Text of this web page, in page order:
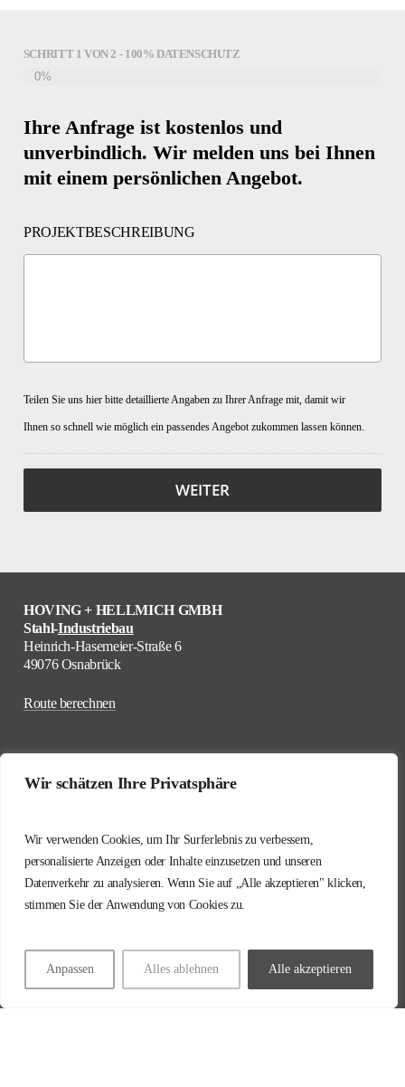
Wir schätzen Ihre Privatsphäre
Wir verwenden Cookies, um Ihr Surferlebnis zu verbessern,
personalisierte Anzeigen oder Inhalte einzusetzen und unseren
Datenverkehr zu analysieren. Wenn Sie auf „Alle akzeptieren" klicken,
stimmen Sie der Anwendung von Cookies zu.
Anpassen Alles ablehnen Alle akzeptieren
SCHRITT 1 VON2 - 100% DATENSCHUTZ
0%
Ihre Anfrage ist kostenlos und
unverbindlich. Wir melden uns bei Ihnen
mit einem persönlichen Angebot.
PROJEKTBESCHREIBUNG
Teilen Sie uns hier bitte detaillierte Angaben zu Ihrer Anfrage mit, damit wir
Ihnen so schnell wie möglich ein passendes Angebot zukommen lassen können.
HOVING + HELLMICH GMBH
Stahl-Industriebau
Heinrich-Hasemeier-Straße 6
49076 Osnabrück
Route berechnen
0541 / 12 19 10
info@hoving-hellmich.de
Impressum Datenschutz